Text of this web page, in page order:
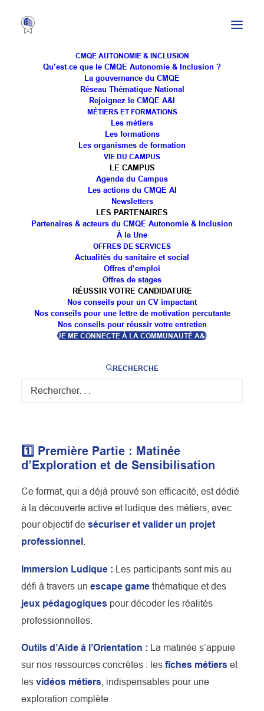
CMQE AUTONOMIE & INCLUSION
Qu’est-ce que le CMQE Autonomie & Inclusion ?
La gouvernance du CMQE
Réseau Thématique National
Rejoignez le CMQE A&I
MÉTIERS ET FORMATIONS
Les métiers
Les formations
Les organismes de formation
VIE DU CAMPUS
LE CAMPUS
Agenda du Campus
Les actions du CMQE AI
Newsletters
LES PARTENAIRES
Partenaires & acteurs du CMQE Autonomie & Inclusion
À la Une
OFFRES DE SERVICES
Actualités du sanitaire et social
Offres d’emploi
Offres de stages
RÉUSSIR VOTRE CANDIDATURE
Nos conseils pour un CV impactant
Nos conseils pour une lettre de motivation percutante
Nos conseils pour réussir votre entretien
JE ME CONNECTE À LA COMMUNAUTÉ A&I
RECHERCHE
Évènement : Toul
accueille la première
édition délocalisée de
"Trouve Ta Voie" du
CMQE A&I et La Cravate
Solidaire
jeudi 4 décembre 2025,leCampus des Métiers
et des Qualifications d’Excellence Autonomie et
Inclusionorganise, pour la deuxième fois, son
format d’orientation« Trouve Ta Voie », à Toul, en
Douze participants auront l’opportunité de bénéficier
1️⃣ Première Partie : Matinée
d’Exploration et de Sensibilisation
Ce format, qui a déjà prouvé son efficacité, est dédié
à la découverte active et ludique des métiers, avec
pour objectif de sécuriser et valider un projet
professionnel
Immersion Ludique : Les participants sont mis au
défi à travers un escape game thématique et des
jeux pédagogiques pour décoder les réalités
professionnelles.
Outils d’Aide à l’Orientation : La matinée s’appuie
sur nos ressources concrètes : les fiches métiers et
les vidéos métiers , indispensables pour une
exploration complète.